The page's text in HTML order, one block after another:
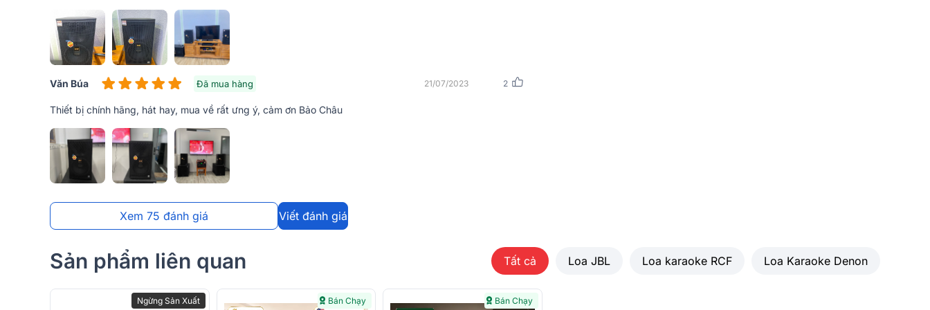
Bao phủ toàn bộ mặt trước loa karaoke
tốt, hạn chế tối đa tác động từ môi trường ảnh hưởng đến các củ loa. Chính giữa tấm lưới này là
logo BMB màu vàng nổi bật trên nền đen, có thể xoay 360 độ nên người dùng có thể lắp đặt loa
đứng hoặc nằm ngang tùy theo sở thích cũng như không gian mà logo vẫn xuôi chiều, đảm bảo
Văn Búa Đã mua hàng 21/07/2023 2
Thiết bị chính hãng, hát hay, mua về rất ưng ý, cảm ơn Bảo Châu
Xem 75 đánh giá Viết đánh giá
Sản phẩm liên quan Tất cả Loa JBL Loa karaoke RCF Loa Karaoke Denon
Ngừng Sản Xuất Bán Chạy Bán Chạy